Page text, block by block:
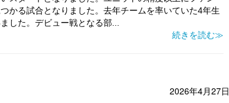
かる試合となりました。去年チームを率いていた4年生
した。デビュー戦となる部...
続きを読む≫
2026年4月27日